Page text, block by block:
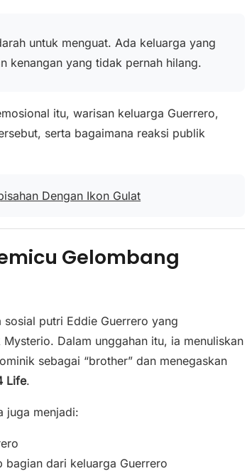
untuk menguat. Ada keluarga yang
kenangan yang tidak pernah hilang.
itu, warisan keluarga Guerrero,
serta bagaimana reaksi publik
Dengan Ikon Gulat
Gelombang
putri Eddie Guerrero yang
Dalam unggahan itu, ia menuliskan
sebagai “brother” dan menegaskan
Life.
juga menjadi:
dari keluarga Guerrero